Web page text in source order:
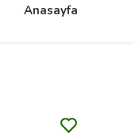
Anasayfa